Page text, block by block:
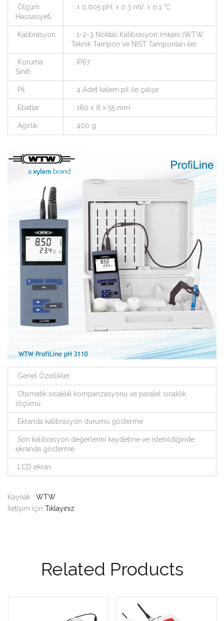
Ölçüm
Hassasiyeti
: ± 0,005 pH, ± 0,3 mV, ± 0,1 °C
Kalibrasyon
: 1-2-3 Noktalı Kalibrasyon İmkanı (WTW
Teknik Tampon ve NIST Tamponları ile)
Koruma
Sınıfı
: IP67
Pil : 4 Adet kalem pil ile çalışır
Ebatlar : 180 x 8 x 55 mm
Ağırlık : 400 g
Genel Özellikler
Otomatik sıcaklık kompanzasyonu ve paralel sıcaklık
ölçümü
Ekranda kalibrasyon durumu gösterme
Son kalibrasyon değerlerini kaydetme ve istenildiğinde
ekranda gösterme
LCD ekran
Kaynak : WTW
İletişim İçin Tıklayınız
Related Products